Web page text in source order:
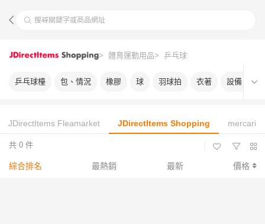
搜尋關鍵字或商品網址
> 體育運動用品> 乒乓球
乒乓球檯 包、情況 橡膠 球 羽球拍 衣著 設備、備品
JDirectItems Fleamarket JDirectItems Shopping mercari
共 0 件
綜合排名 最熱銷 最新 價格